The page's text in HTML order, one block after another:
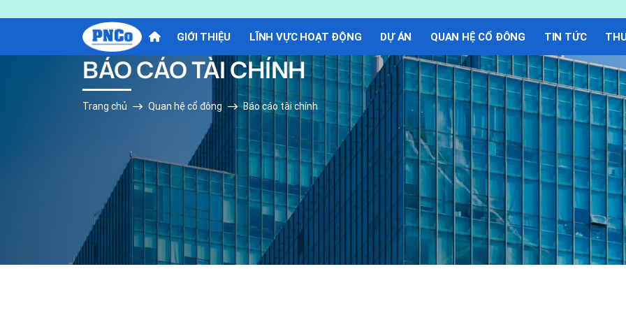
GIỚI THIỆU LĨNH VỰC HOẠT ĐỘNG DỰ ÁN QUAN HỆ CỔ ĐÔNG TIN TỨC
BÁO CÁO TÀI CHÍNH
Trang chủ Quan hệ cổ đông Báo cáo tài chính